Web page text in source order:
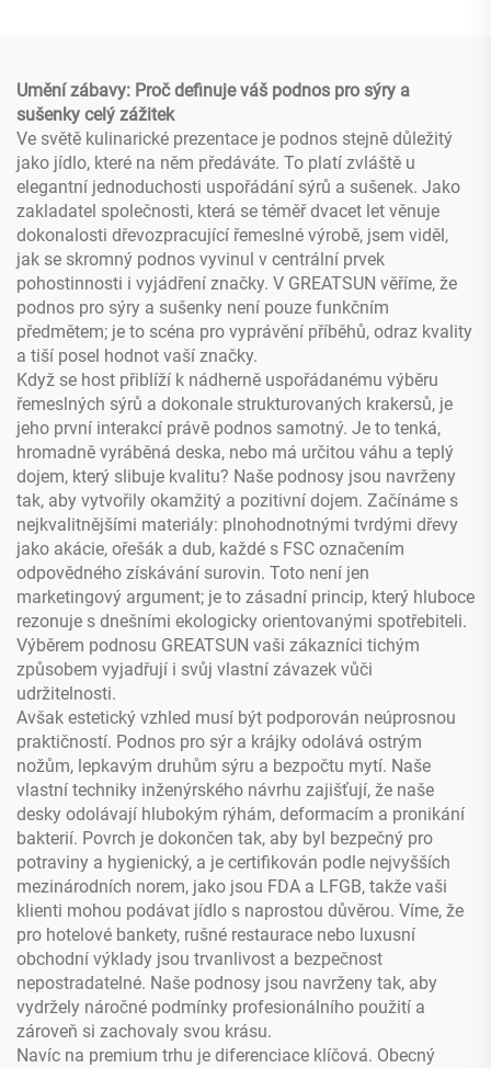
Umění zábavy: Proč definuje váš podnos pro sýry a
sušenky celý zážitek
Ve světě kulinarické prezentace je podnos stejně důležitý
jako jídlo, které na něm předáváte. To platí zvláště u
elegantní jednoduchosti uspořádání sýrů a sušenek. Jako
zakladatel společnosti, která se téměř dvacet let věnuje
dokonalosti dřevozpracující řemeslné výrobě, jsem viděl,
jak se skromný podnos vyvinul v centrální prvek
pohostinnosti i vyjádření značky. V GREATSUN věříme, že
podnos pro sýry a sušenky není pouze funkčním
předmětem; je to scéna pro vyprávění příběhů, odraz kvality
a tiší posel hodnot vaší značky.
Když se host přiblíží k nádherně uspořádanému výběru
řemeslných sýrů a dokonale strukturovaných krakersů, je
jeho první interakcí právě podnos samotný. Je to tenká,
hromadně vyráběná deska, nebo má určitou váhu a teplý
dojem, který slibuje kvalitu? Naše podnosy jsou navrženy
tak, aby vytvořily okamžitý a pozitivní dojem. Začínáme s
nejkvalitnějšími materiály: plnohodnotnými tvrdými dřevy
jako akácie, ořešák a dub, každé s FSC označením
odpovědného získávání surovin. Toto není jen
marketingový argument; je to zásadní princip, který hluboce
rezonuje s dnešními ekologicky orientovanými spotřebiteli.
Výběrem podnosu GREATSUN vaši zákazníci tichým
způsobem vyjadřují i svůj vlastní závazek vůči
udržitelnosti.
Avšak estetický vzhled musí být podporován neúprosnou
praktičností. Podnos pro sýr a krájky odolává ostrým
nožům, lepkavým druhům sýru a bezpočtu mytí. Naše
vlastní techniky inženýrského návrhu zajišťují, že naše
desky odolávají hlubokým rýhám, deformacím a pronikání
bakterií. Povrch je dokončen tak, aby byl bezpečný pro
potraviny a hygienický, a je certifikován podle nejvyšších
mezinárodních norem, jako jsou FDA a LFGB, takže vaši
klienti mohou podávat jídlo s naprostou důvěrou. Víme, že
pro hotelové bankety, rušné restaurace nebo luxusní
obchodní výklady jsou trvanlivost a bezpečnost
nepostradatelné. Naše podnosy jsou navrženy tak, aby
vydržely náročné podmínky profesionálního použití a
zároveň si zachovaly svou krásu.
Navíc na premium trhu je diferenciace klíčová. Obecný